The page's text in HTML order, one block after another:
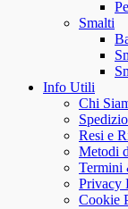
Smalti
Info Utili
Chi
Resi e
Metodi
Termini
Privacy
Cookie